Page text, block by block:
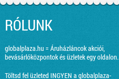
RÓLUNK
globalplaza.hu = Áruházláncok akciói,
bevásárlóközpontok és üzletek egy oldalon.
Töltsd fel üzleted INGYEN a globalplaza-